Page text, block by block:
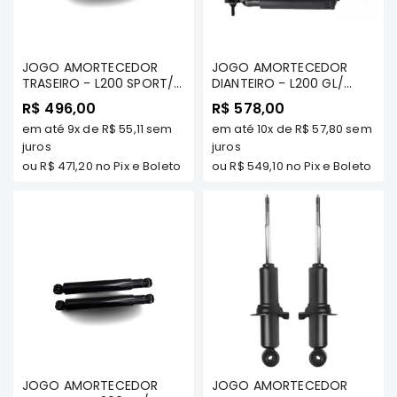
Transmissão
Acessórios
Motor
JOGO AMORTECEDOR
TRASEIRO - L200 SPORT/
HPE/ OUTDOOR/ GL/ GLS
/ SAVANA - COFAP
R$ 496,00
em até 9xde R$ 55,11 sem
juros
ouR$ 471,20 no Pix e Boleto
JOGO AMORTECEDOR
DIANTEIRO - L200 GL/
GLS/ SPORT/ HPE/
OUTDOOR/ SAVANA -
COFAP
R$ 578,00
em até 10x de R$ 57,80 sem
juros
ouR$ 549,10 no Pix e Boleto
JOGO AMORTECEDOR
JOGO AMORTECEDOR